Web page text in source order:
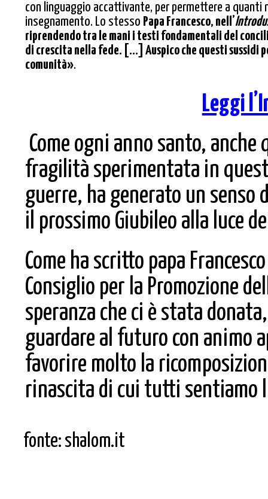
con linguaggio accattivante, per permettere a quanti
insegnamento. Lo stesso Papa Francesco, nell’
riprendendo tra le mani i testi fondamentali del
di crescita nella fede. […] Auspico che questi sussidi
comunità».
Leggi
Come ogni anno santo,
fragilità sperimentata in
guerre, ha generato un senso
il prossimo Giubileo alla luce
Come ha scritto papa
Consiglio per la Promozione
speranza che ci è stata
guardare al futuro con animo
favorire molto la
rinascita di cui tutti sentiamo
fonte: shalom.it